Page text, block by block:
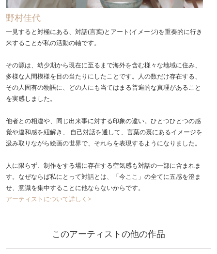
野村佳代
一見すると対極にある、対話(言葉)とアート(イメージ)を重奏的に行き
来することが私の活動の軸です。
その源は、幼少期から現在に至るまで海外を含む様々な地域に住み、
多様な人間模様を目の当たりにしたことです。人の数だけ存在する、
その人固有の物語に、どの人にも当てはまる普遍的な真理があること
を実感しました。
他者との相違や、同じ出来事に対する印象の違い。ひとつひとつの感
覚や違和感を紐解き、 自己対話を通して、言葉の裏にあるイメージを
汲み取りながら絵画の世界で、それらを表現するようになりました。
人に限らず、制作をする場に存在する空気感も対話の一部に含まれま
す。なぜならば私にとって対話とは、「今ここ」の全てに五感を澄ま
せ、意識を集中することに他ならないからです。
アーティストについて詳しく>
このアーティストの他の作品